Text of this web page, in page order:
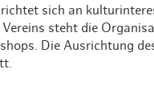
sich an
steht die
Die Ausrichtung